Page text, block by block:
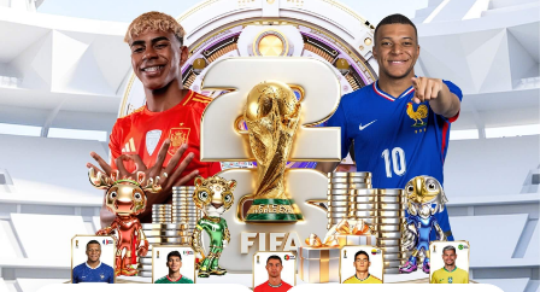
检查是否已经绑定到对应站点，若确认已绑定，请尝试重载Web
检查端口是否正确；
若您使用了CDN产品，请尝试清除CDN缓存；
普通网站访客，请联系网站管理员；
【网站地图】【sitemap】